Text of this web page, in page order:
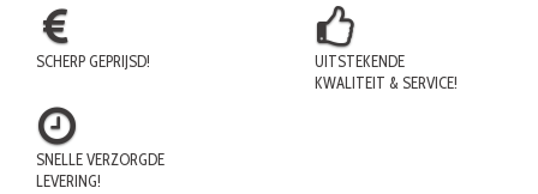
SCHERP GEPRIJSD!
UITSTEKENDE
KWALITEIT & SERVICE!
SNELLE VERZORGDE
LEVERING!